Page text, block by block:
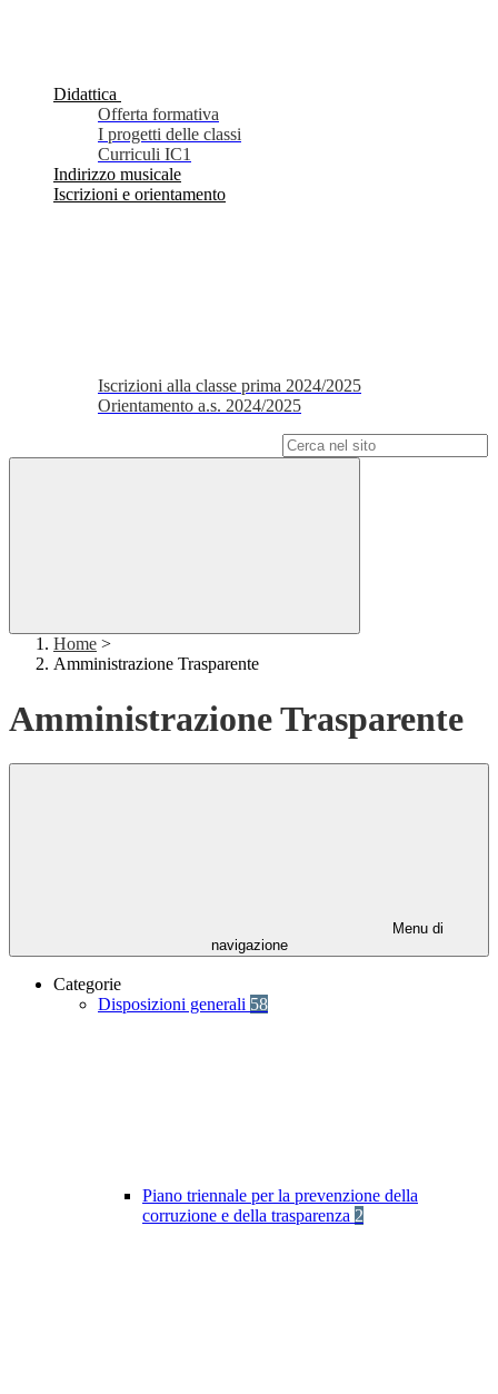
Didattica
Offerta formativa
I progetti delle classi
Curriculi IC1
Indirizzo musicale
Iscrizioni e orientamento
Iscrizioni alla classe prima 2024/2025
Orientamento a.s. 2024/2025
Home >
Amministrazione Trasparente
Amministrazione Trasparente
Menu di
navigazione
Categorie
Disposizioni generali 58
Piano triennale per la prevenzione della
corruzione e della trasparenza 2